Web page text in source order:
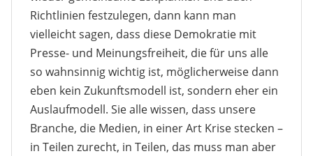
Richtlinien festzulegen, dann kann man
vielleicht sagen, dass diese Demokratie mit
Presse- und Meinungsfreiheit, die für uns alle
so wahnsinnig wichtig ist, möglicherweise dann
eben kein Zukunftsmodell ist, sondern eher ein
Auslaufmodell. Sie alle wissen, dass unsere
Branche, die Medien, in einer Art Krise stecken –
in Teilen zurecht, in Teilen, das muss man aber